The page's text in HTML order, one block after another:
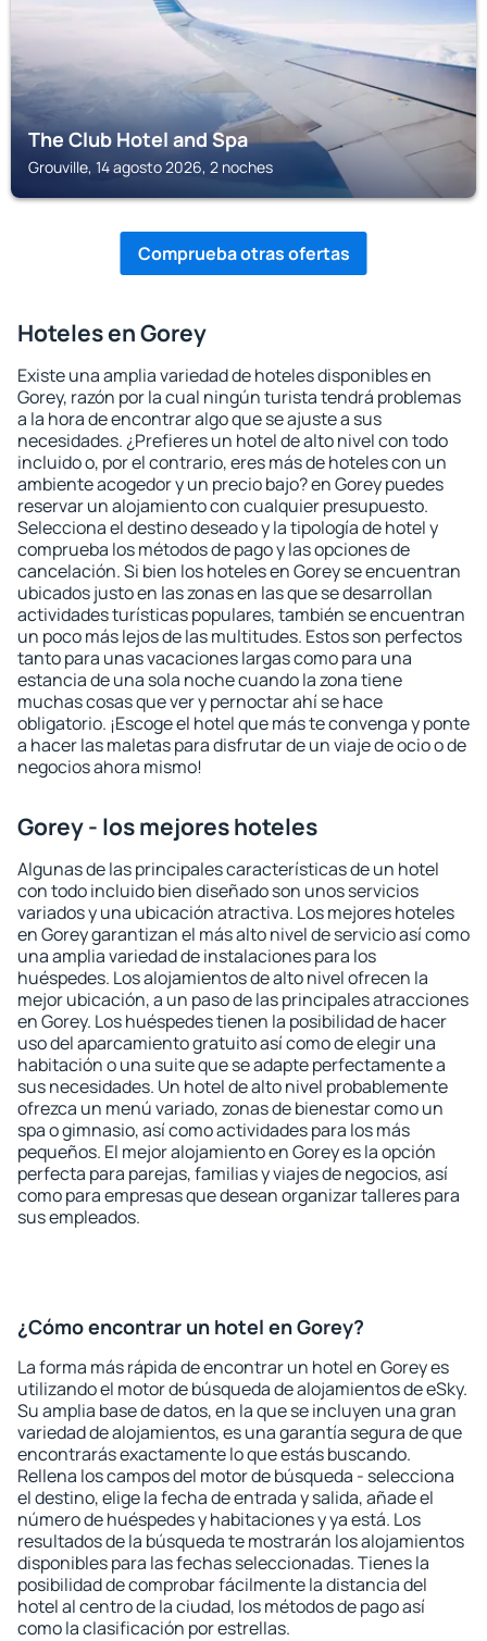
The Club Hotel and Spa
Grouville, 14 agosto 2026, 2 noches
Comprueba otras ofertas
Hoteles en Gorey
Existe una amplia variedad de hoteles disponibles en
Gorey, razón por la cual ningún turista tendrá problemas
a la hora de encontrar algo que se ajuste a sus
necesidades. ¿Prefieres un hotel de alto nivel con todo
incluido o, por el contrario, eres más de hoteles con un
ambiente acogedor y un precio bajo? en Gorey puedes
reservar un alojamiento con cualquier presupuesto.
Selecciona el destino deseado y la tipología de hotel y
comprueba los métodos de pago y las opciones de
cancelación. Si bien los hoteles en Gorey se encuentran
ubicados justo en las zonas en las que se desarrollan
actividades turísticas populares, también se encuentran
un poco más lejos de las multitudes. Estos son perfectos
tanto para unas vacaciones largas como para una
estancia de una sola noche cuando la zona tiene
muchas cosas que ver y pernoctar ahí se hace
obligatorio. ¡Escoge el hotel que más te convenga y ponte
a hacer las maletas para disfrutar de un viaje de ocio o de
negocios ahora mismo!
Gorey - los mejores hoteles
Algunas de las principales características de un hotel
con todo incluido bien diseñado son unos servicios
variados y una ubicación atractiva. Los mejores hoteles
en Gorey garantizan el más alto nivel de servicio así como
una amplia variedad de instalaciones para los
huéspedes. Los alojamientos de alto nivel ofrecen la
mejor ubicación, a un paso de las principales atracciones
en Gorey. Los huéspedes tienen la posibilidad de hacer
uso del aparcamiento gratuito así como de elegir una
habitación o una suite que se adapte perfectamente a
sus necesidades. Un hotel de alto nivel probablemente
ofrezca un menú variado, zonas de bienestar como un
spa o gimnasio, así como actividades para los más
pequeños. El mejor alojamiento en Gorey es la opción
perfecta para parejas, familias y viajes de negocios, así
como para empresas que desean organizar talleres para
sus empleados.
¿Cómo encontrar un hotel en Gorey?
La forma más rápida de encontrar un hotel en Gorey es
utilizando el motor de búsqueda de alojamientos de eSky.
Su amplia base de datos, en la que se incluyen una gran
variedad de alojamientos, es una garantía segura de que
encontrarás exactamente lo que estás buscando.
Rellena los campos del motor de búsqueda - selecciona
el destino, elige la fecha de entrada y salida, añade el
número de huéspedes y habitaciones y ya está. Los
resultados de la búsqueda te mostrarán los alojamientos
disponibles para las fechas seleccionadas. Tienes la
posibilidad de comprobar fácilmente la distancia del
hotel al centro de la ciudad, los métodos de pago así
como la clasificación por estrellas.